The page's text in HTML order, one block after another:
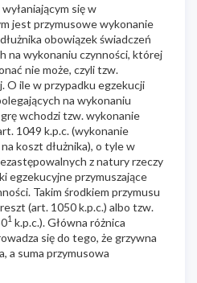
się w
jest przymusowe wykonanie
obowiązek świadczeń
na wykonaniu czynności, której
nie może, czyli tzw.
O ile w przypadku egzekucji
na wykonaniu
wchodzi tzw. wykonanie
1049 k.p.c. (wykonanie
koszt dłużnika), o tyle w
z natury rzeczy
egzekucyjne przymuszające
Takim środkiem przymusu
(art. 1050 k.p.c.) albo tzw.
1 k.p.c.). Główna różnica
się do tego, że grzywna
a suma przymusowa